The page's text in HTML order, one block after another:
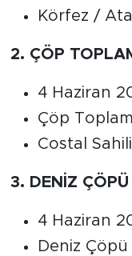
Körfez /
2. ÇÖP
4 Haziran
Çöp
Costal
3. DENİZ ÇÖPÜ
4 Haziran
Deniz Çöpü